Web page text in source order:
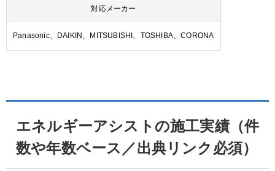
対応メーカー
Panasonic、DAIKIN、MITSUBISHI、TOSHIBA、CORONA
エネルギーアシストの施工実績（件
数や年数ベース／出典リンク必須）